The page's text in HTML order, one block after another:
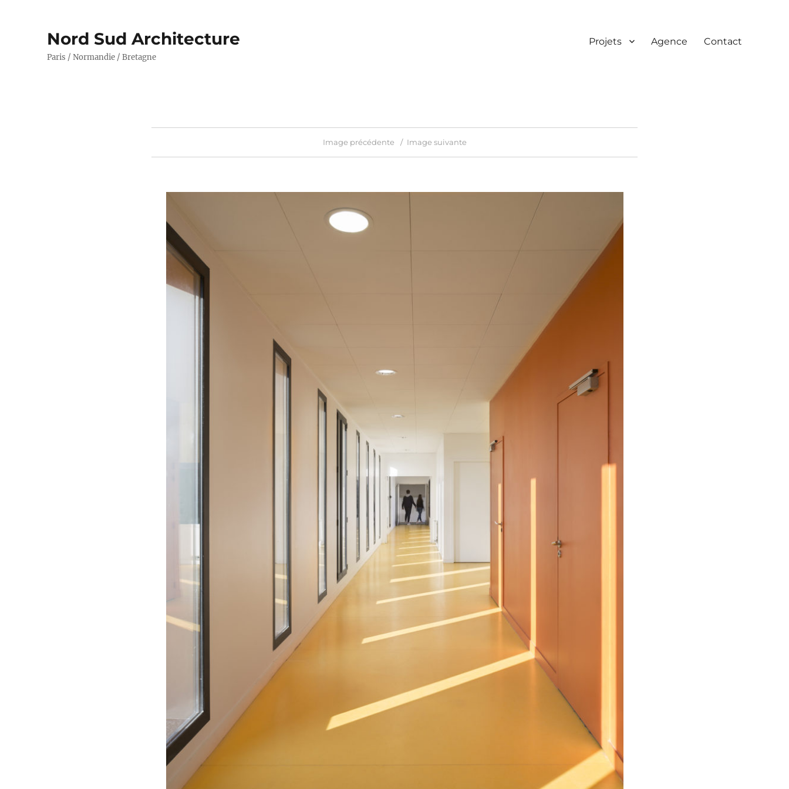
Nord Sud Architecture
Paris / Normandie / Bretagne
Projets Agence Contact
Image précédente Image suivante